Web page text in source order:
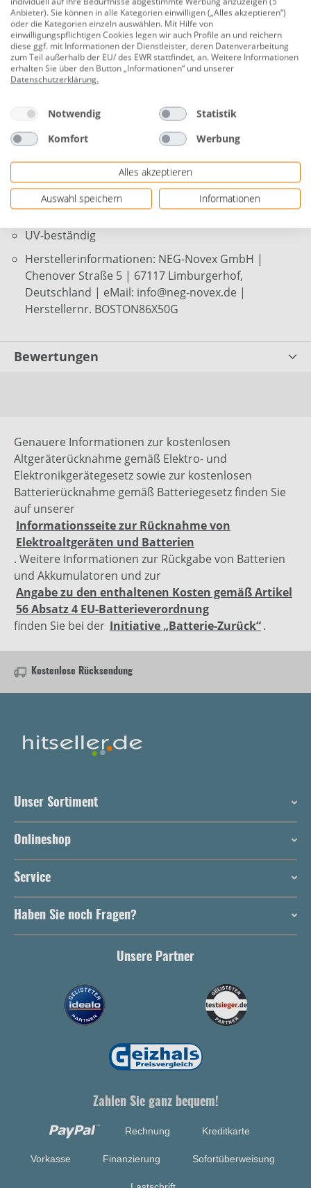
Sandbeige zu erhalten. Durch ihr modernes Design
fügt sich die Einbauspüle optimal in jede Küche ein. Die
Einbauspüle weißt nicht nur eine hohe Stoßfestigkeit
auf, sondern auch eine hohe Resistenz gegen
aggressive Chemikalien. Im Lieferumfang enthalten
sind eine Ab- und Überlaufgarnitur, ein Ablauf mit
einem 90 mm Siebkorb und Fixierklemmen für den
Einbau der Spüle.
temperaturbeständig bis 180°C
Hohe Stoßfestigkeit
Hohe Resistenz bei aggressiven Chemikalien
UV-beständig
Herstellerinformationen: NEG-Novex GmbH |
Chenover Straße 5 | 67117 Limburgerhof,
Deutschland | eMail: info@neg-novex.de |
Herstellernr. BOSTON86X50G
Bewertungen
Genauere Informationen zur kostenlosen
Altgeräterücknahme gemäß Elektro- und
Elektronikgerätegesetz sowie zur kostenlosen
Batterierücknahme gemäß Batteriegesetz finden Sie
auf unserer
Informationsseite zur Rücknahme von
Elektroaltgeräten und Batterien
. Weitere Informationen zur Rückgabe von Batterien
und Akkumulatoren und zur
Angabe zu den enthaltenen Kosten gemäß Artikel
56 Absatz 4 EU-Batterieverordnung
finden Sie bei der Initiative „Batterie-Zurück“.
Kostenlose Rücksendung
Unser Sortiment
Onlineshop
Service
Haben Sie noch Fragen?
Unsere Partner
Zahlen Sie ganz bequem!
Rechnung Kreditkarte
Vorkasse Finanzierung Sofortüberweisung
Anbieter). Sie können in alle Kategorien einwilligen („Alles akzeptieren“)
oder die Kategorien einzeln auswählen. Mit Hilfe von
einwilligungspflichtigen Cookies legen wir auch Profile an und reichern
diese ggf. mit Informationen der Dienstleister, deren Datenverarbeitung
zum Teil außerhalb der EU/ des EWR stattfindet, an. Weitere Informationen
erhalten Sie über den Button „Informationen“ und unserer
Datenschutzerklärung.
Notwendig
Statistik
Komfort
Werbung
Alles akzeptieren
Auswahl speichern
Informationen